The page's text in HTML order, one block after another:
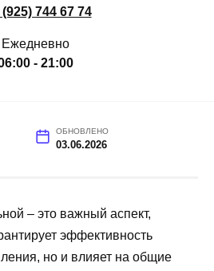
(925) 744 67 74
Ежедневно
- 21:00
ОБНОВЛЕНО
03.06.2026
– это важный аспект,
эффективность
но и влияет на общие